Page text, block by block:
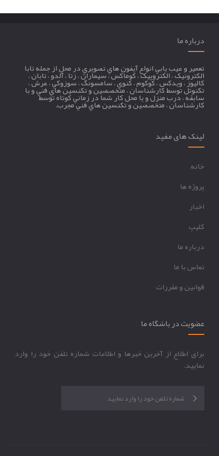
درباره ما
تعمير و عيب يابي انواع آيفون هاي تصويري در محل از جمله تابا
الکترونيک ، الکتروپيک ، کوماکس ، سيماران ، زتا ، آلدو ، تابان ،
کاليوز ، ويدکس ، کوکوم ، کنوي ، سامسونگ ، سوزوکي ، عرش ،
تکنوتل توسط کارشناسان ، متخصصين و تکنسين هاي فني و با
سابقه ، درب منزل و يا محل کار شما در زماني کوتاه توسط
کارشناسان ، متخصصين و تکنسين هاي فني مجرب.
لینک های مفید
خانه
پروژه ها
اخبار
کليپ
درباره ما
تماس با ما
قوانين و مقررات
عضویت در باشگاه ما
برای اطلاع از آخرین خبرها و اطلاعات شماره تلفن خود را وارد
نمایید.